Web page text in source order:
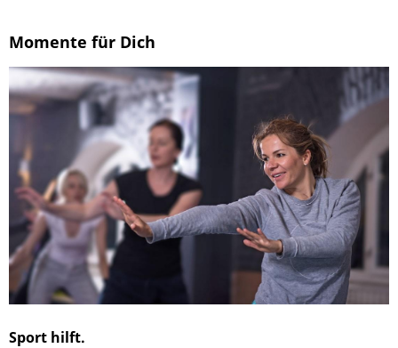
Momente für Dich
Sport hilft.